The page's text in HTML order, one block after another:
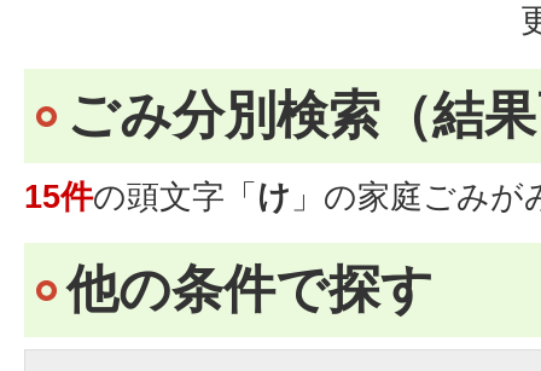
ごみ分別検索 （結
15件の頭文字「 け 」の家庭ごみが
他の条件で探す